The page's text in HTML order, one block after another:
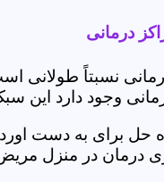
درمانی
نسبتاً طولانی
وجود دارد این
حل برای به دست
درمان در منزل